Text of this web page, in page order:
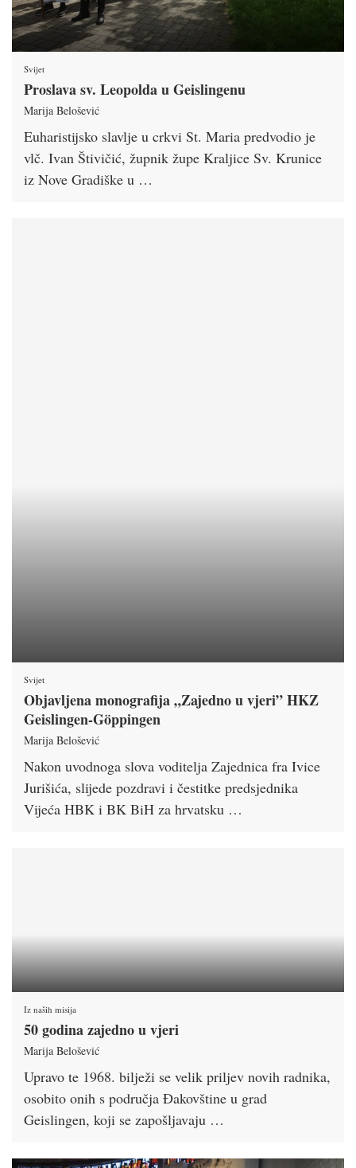
Svijet
Proslava sv. Leopolda u Geislingenu
Marija Belošević
Euharistijsko slavlje u crkvi St. Maria predvodio je
vlč. Ivan Štivičić, župnik župe Kraljice Sv. Krunice
iz Nove Gradiške u …
Svijet
Objavljena monografija „Zajedno u vjeri” HKZ
Geislingen-Göppingen
Marija Belošević
Nakon uvodnoga slova voditelja Zajednica fra Ivice
Jurišića, slijede pozdravi i čestitke predsjednika
Vijeća HBK i BK BiH za hrvatsku …
Iz naših misija
50 godina zajedno u vjeri
Marija Belošević
Upravo te 1968. bilježi se velik priljev novih radnika,
osobito onih s područja Đakovštine u grad
Geislingen, koji se zapošljavaju …